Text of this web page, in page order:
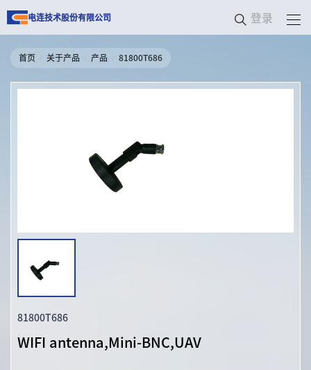
电连技术股份有限公司 登录
首页 关于产品 产品 81800T686
81800T686
WIFI antenna,Mini-BNC,UAV